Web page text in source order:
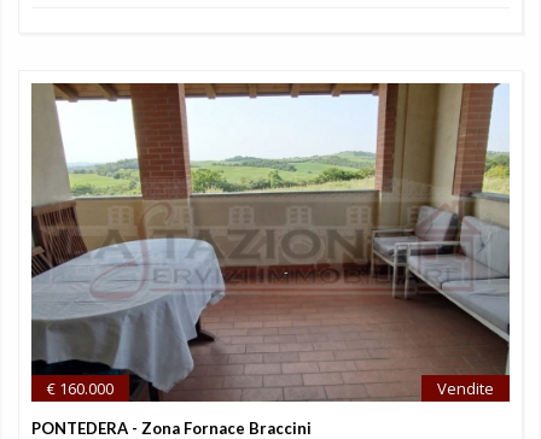
€ 160.000 Vendite
PONTEDERA - Zona Fornace Braccini